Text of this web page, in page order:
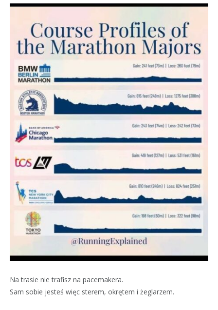
Na trasie nie trafisz na pacemakera.
Sam sobie jesteś więc sterem, okrętem i żeglarzem.